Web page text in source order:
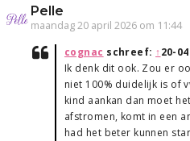
Pelle
maandag 20 april 2026 om 11:44
cognac schreef: ↑20-
Ik denk dit ook. Zou er
niet 100% duidelijk is of
kind aankan dan moet
afstromen, komt in een
had het beter kunnen